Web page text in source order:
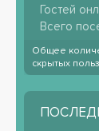
Гостей
Всего
Общее
скрытых